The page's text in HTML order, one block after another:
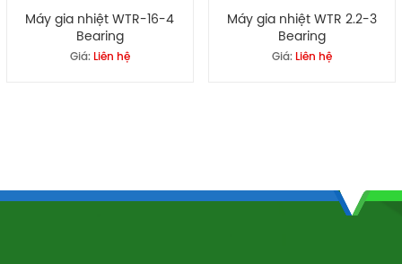
Máy gia nhiệt WTR-16-4
Bearing
Giá: Liên hệ
Máy gia nhiệt WTR 2.2-3
Bearing
Giá: Liên hệ